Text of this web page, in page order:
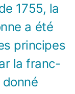
1755, la
a été
principes
la franc-